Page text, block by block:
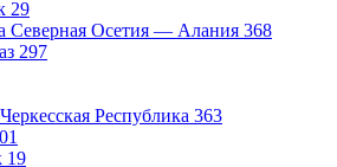
29
Северная Осетия — Алания 368
297
Республика 363
19